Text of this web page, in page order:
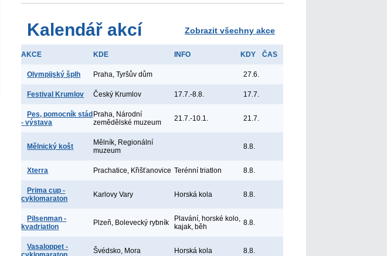
Kalendář akcí Zobrazit všechny akce
AKCE KDE INFO KDY ČAS
Olympijský šplh Praha, Tyršův dům 27.6.
Festival Krumlov Český Krumlov 17.7.-8.8. 17.7.
Pes, pomocník stád
- výstava
Praha, Národní
zemědělské muzeum
21.7.-10.1. 21.7.
Mělnický košt
Mělník, Regionální
muzeum
8.8.
Xterra Prachatice, Křišťanovice Terénní triatlon 8.8.
Prima cup -
cyklomaraton
Karlovy Vary Horská kola 8.8.
Pilsenman -
kvadriatlon
Plzeň, Bolevecký rybník
Plavání, horské kolo,
kajak, běh
8.8.
Vasaloppet -
Švédsko, Mora Horská kola 8.8.